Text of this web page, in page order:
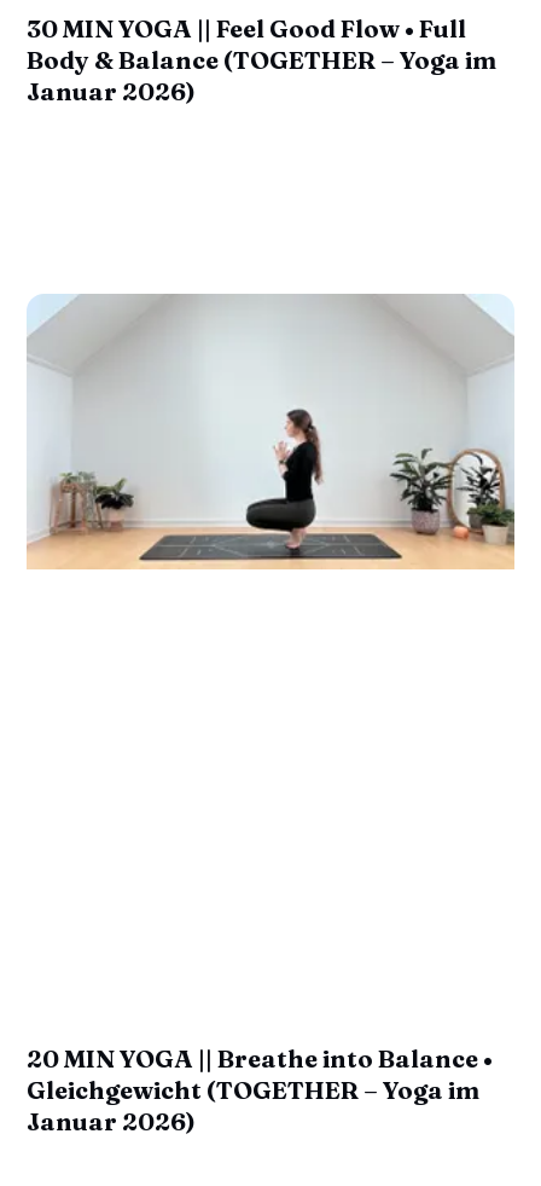
30 MIN YOGA || Feel Good Flow • Full
Body & Balance (TOGETHER – Yoga im
Januar 2026)
20 MIN YOGA || Breathe into Balance •
Gleichgewicht (TOGETHER – Yoga im
Januar 2026)